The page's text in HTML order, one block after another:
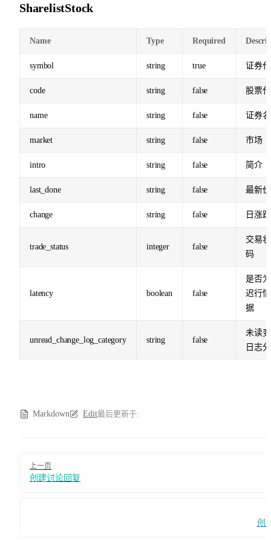
SharelistStock
Name Type Required
symbol string true 证券
code string false 股票
name string false 证券
market string false 市场
intro string false 简介
last_done string false 最新
change string false 日涨
trade_status integer false
交易
码
latency boolean false
是否
迟行
据
unread_change_log_category string false
未读
日志
Markdown Edit最后更新于:
上一页
创建讨论回复
创